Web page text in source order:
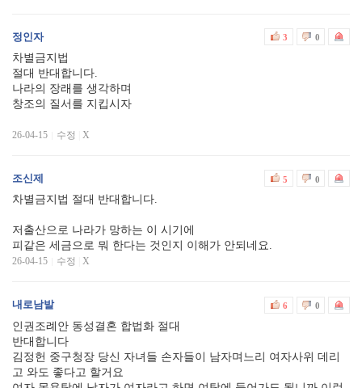
정인자 3 0
차별금지법
절대 반대합니다.
나라의 장래를 생각하며
창조의 질서를 지킵시자
26-04-15 수정 X
조신제 5 0
차별금지법 절대 반대합니다.
저출산으로 나라가 망하는 이 시기에
피같은 세금으로 뭐 한다는 것인지 이해가 안되네요.
26-04-15 수정 X
내로남발 6 0
인권조례안 동성결혼 합법화 절대
반대합니다
김정헌 중구청장 당신 자녀들 손자들이 남자며느리 여자사위 데리
고 와도 좋다고 할거요